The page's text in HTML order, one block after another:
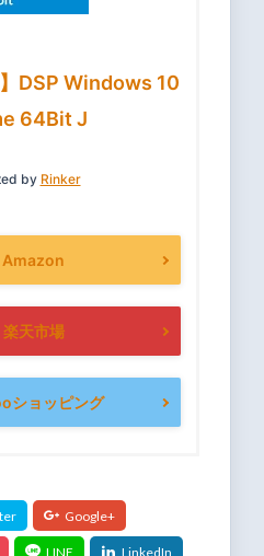
】DSP Windows 10
64Bit J
by Rinker
Amazon
楽天市場
ショッピング